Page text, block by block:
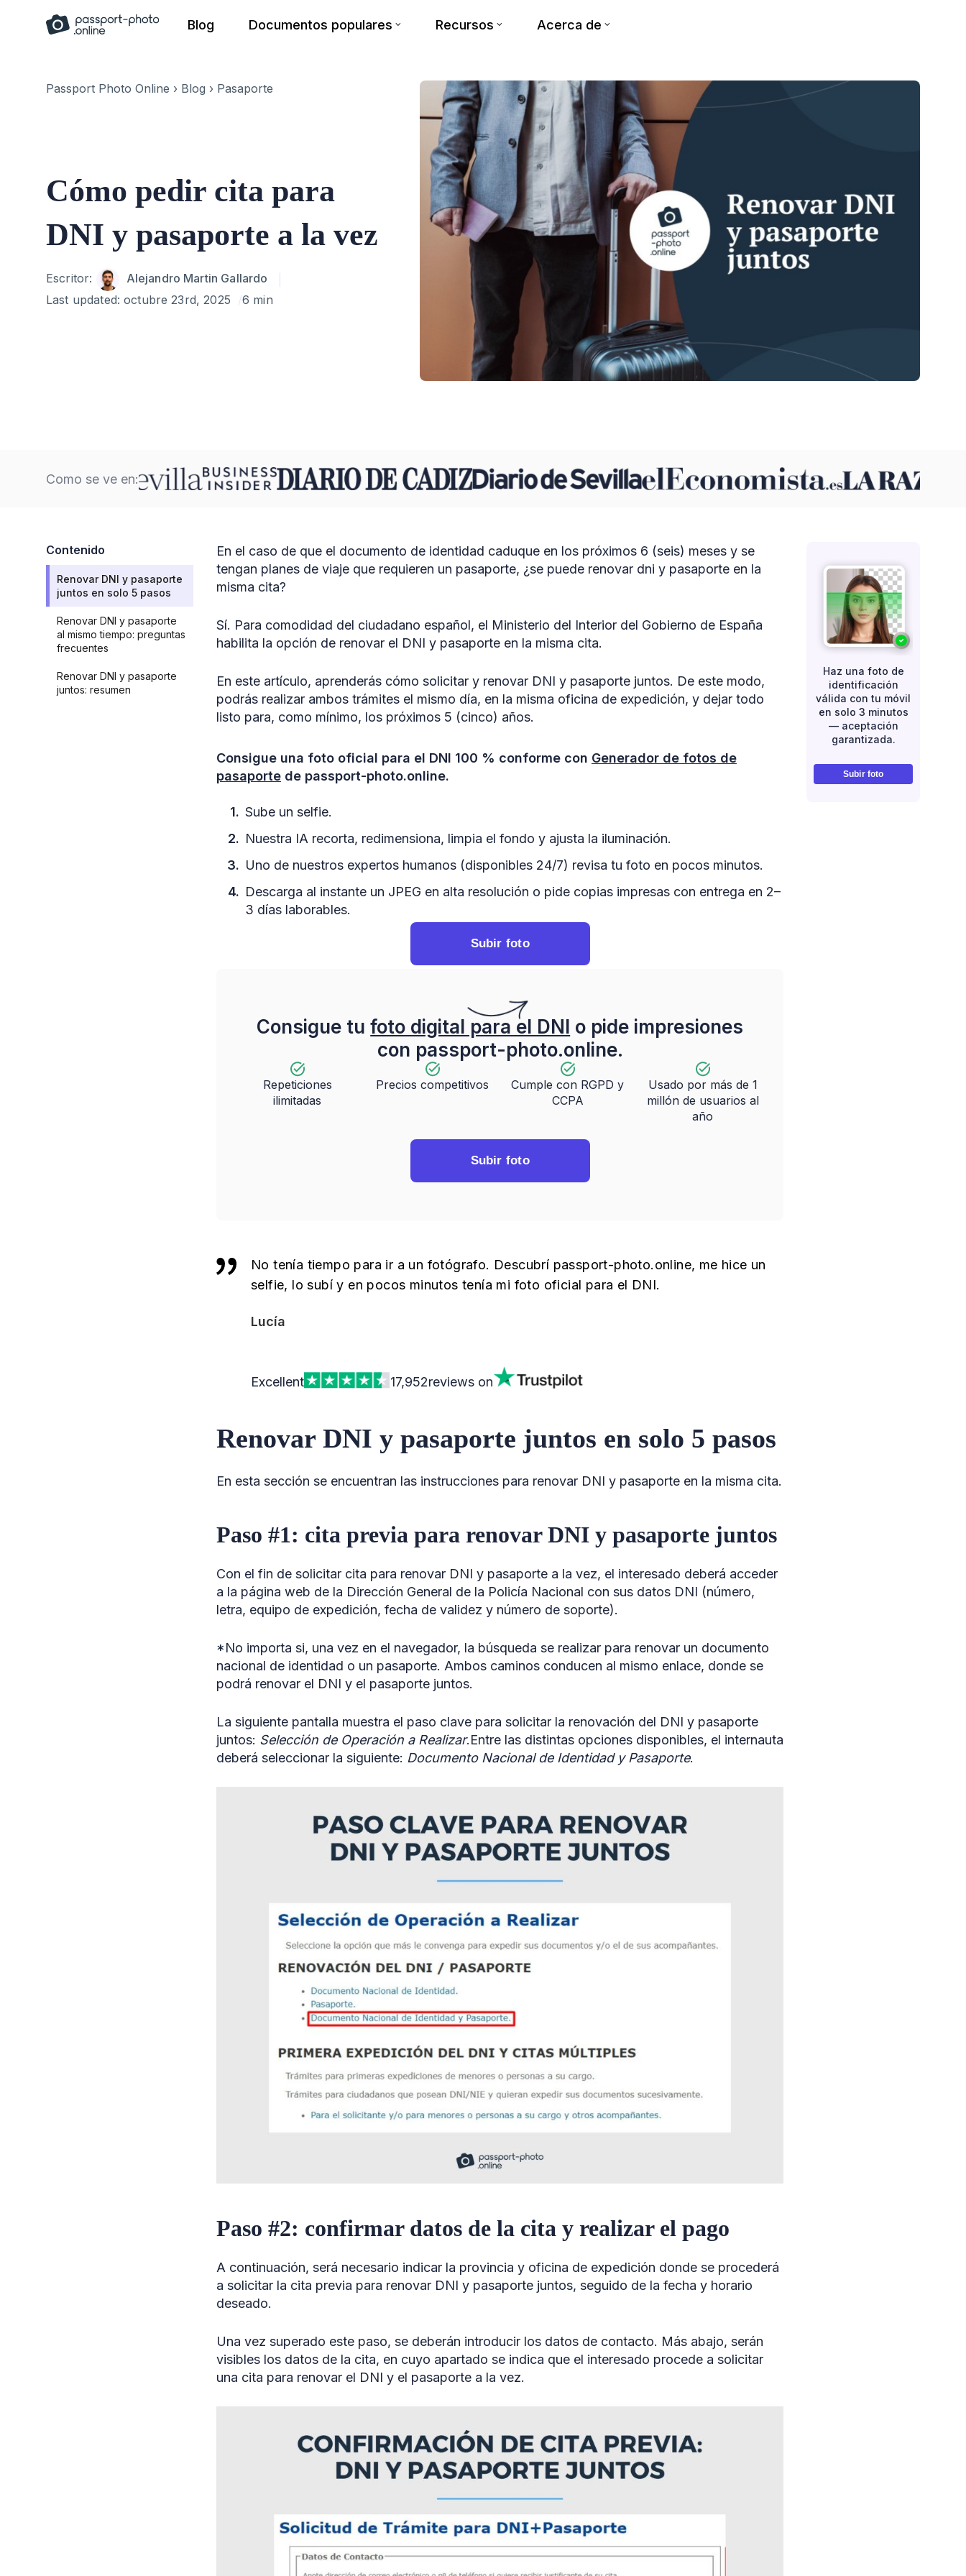
Blog Documentos populares Recursos Acerca de
Passport Photo Online › Blog › Pasaporte
Cómo pedir cita para
DNI y pasaporte a la vez
Author
Escritor:
Alejandro Martin Gallardo
Last updated:octubre 23rd, 2025 6 min
Como se ve en:
Contenido
Renovar DNI y pasaporte
juntos en solo 5 pasos
Renovar DNI y pasaporte
al mismo tiempo: preguntas
frecuentes
Renovar DNI y pasaporte
juntos: resumen
En el caso de que el documento de identidad caduque en los próximos 6 (seis) meses y se
tengan planes de viaje que requieren un pasaporte, ¿se puede renovar dni y pasaporte en la
misma cita?
Sí. Para comodidad del ciudadano español, el Ministerio del Interior del Gobierno de España
habilita la opción de renovar el DNI y pasaporte en la misma cita.
En este artículo, aprenderás cómo solicitar y renovar DNI y pasaporte juntos. De este modo,
podrás realizar ambos trámites el mismo día, en la misma oficina de expedición, y dejar todo
listo para, como mínimo, los próximos 5 (cinco) años.
Consigue una foto oficial para el DNI 100 % conforme con Generador de fotos de
pasaportede passport-photo.online.
Sube un selfie.
Nuestra IA recorta, redimensiona, limpia el fondo y ajusta la iluminación.
Uno de nuestros expertos humanos (disponibles 24/7) revisa tu foto en pocos minutos.
Descarga al instante un JPEG en alta resolución o pide copias impresas con entrega en 2–
3 días laborables.
Subir foto
Consigue tufoto digital para el DNI o pide impresiones
con passport-photo.online.
Repeticiones
ilimitadas
Precios competitivos
Cumple con RGPD y
CCPA
Usado por más de 1
millón de usuarios al
año
Subir foto
No tenía tiempo para ir a un fotógrafo. Descubrí passport-photo.online, me hice un
selfie, lo subí y en pocos minutos tenía mi foto oficial para el DNI.
Lucía
Excellent 17,952reviews on
Renovar DNI y pasaporte juntos en solo 5 pasos
En esta sección se encuentran las instrucciones para renovar DNI y pasaporte en la misma cita.
Paso #1: cita previa para renovar DNI y pasaporte juntos
Con el fin de solicitar cita para renovar DNI y pasaporte a la vez, el interesado deberá acceder
a la página web de la Dirección General de la Policía Nacional con sus datos DNI (número,
letra, equipo de expedición, fecha de validez y número de soporte).
*No importa si, una vez en el navegador, la búsqueda se realizar para renovar un documento
nacional de identidad o un pasaporte. Ambos caminos conducen al mismo enlace, donde se
podrá renovar el DNI y el pasaporte juntos.
La siguiente pantalla muestra el paso clave para solicitar la renovación del DNI y pasaporte
juntos: Selección de Operación a Realizar.Entre las distintas opciones disponibles, el internauta
deberá seleccionar la siguiente: Documento Nacional de Identidad y Pasaporte.
Paso #2: confirmar datos de la cita y realizar el pago
A continuación, será necesario indicar la provincia y oficina de expedición donde se procederá
a solicitar la cita previa para renovar DNI y pasaporte juntos, seguido de la fecha y horario
deseado.
Una vez superado este paso, se deberán introducir los datos de contacto. Más abajo, serán
visibles los datos de la cita, en cuyo apartado se indica que el interesado procede a solicitar
una cita para renovar el DNI y el pasaporte a la vez.
Haz una foto de
identificación
válida con tu móvil
en solo 3 minutos
— aceptación
garantizada.
Subir foto